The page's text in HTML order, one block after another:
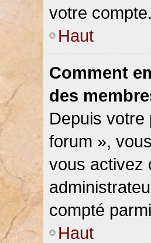
votre compte.
Haut
Comment
des
Depuis votre
forum »,
vous activez
compté
Haut